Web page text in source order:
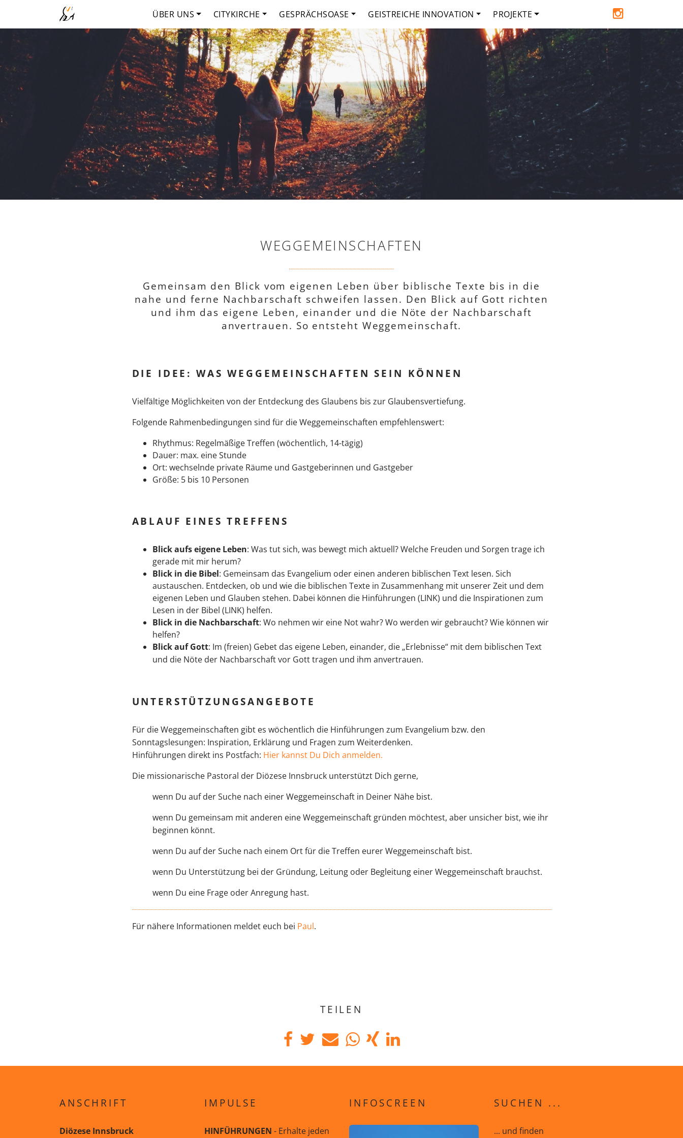
ÜBER UNS CITYKIRCHE GESPRÄCHSOASE GEISTREICHE INNOVATION PROJEKTE
WEGGEMEINSCHAFTEN
Gemeinsam den Blick vom eigenen Leben über biblische Texte bis in die
nahe und ferne Nachbarschaft schweifen lassen. Den Blick auf Gott richten
und ihm das eigene Leben, einander und die Nöte der Nachbarschaft
anvertrauen. So entsteht Weggemeinschaft.
DIE IDEE: WAS WEGGEMEINSCHAFTEN SEIN KÖNNEN
Vielfältige Möglichkeiten von der Entdeckung des Glaubens bis zur Glaubensvertiefung.
Folgende Rahmenbedingungen sind für die Weggemeinschaften empfehlenswert:
Rhythmus: Regelmäßige Treffen (wöchentlich, 14-tägig)
Dauer: max. eine Stunde
Ort: wechselnde private Räume und Gastgeberinnen und Gastgeber
Größe: 5 bis 10 Personen
ABLAUF EINES TREFFENS
Blick aufs eigene Leben: Was tut sich, was bewegt mich aktuell? Welche Freuden und Sorgen trage ich
gerade mit mir herum?
Blick in die Bibel: Gemeinsam das Evangelium oder einen anderen biblischen Text lesen. Sich
austauschen. Entdecken, ob und wie die biblischen Texte in Zusammenhang mit unserer Zeit und dem
eigenen Leben und Glauben stehen. Dabei können die Hinführungen (LINK) und die Inspirationen zum
Lesen in der Bibel (LINK) helfen.
Blick in die Nachbarschaft: Wo nehmen wir eine Not wahr? Wo werden wir gebraucht? Wie können wir
helfen?
Blick auf Gott: Im (freien) Gebet das eigene Leben, einander, die „Erlebnisse“ mit dem biblischen Text
und die Nöte der Nachbarschaft vor Gott tragen und ihm anvertrauen.
UNTERSTÜTZUNGSANGEBOTE
Für die Weggemeinschaften gibt es wöchentlich die Hinführungen zum Evangelium bzw. den
Sonntagslesungen: Inspiration, Erklärung und Fragen zum Weiterdenken.
Hinführungen direkt ins Postfach: Hier kannst Du Dich anmelden.
Die missionarische Pastoral der Diözese Innsbruck unterstützt Dich gerne,
wenn Du auf der Suche nach einer Weggemeinschaft in Deiner Nähe bist.
wenn Du gemeinsam mit anderen eine Weggemeinschaft gründen möchtest, aber unsicher bist, wie ihr
beginnen könnt.
wenn Du auf der Suche nach einem Ort für die Treffen eurer Weggemeinschaft bist.
wenn Du Unterstützung bei der Gründung, Leitung oder Begleitung einer Weggemeinschaft brauchst.
wenn Du eine Frage oder Anregung hast.
Für nähere Informationen meldet euch bei Paul.
TEILEN
ANSCHRIFT
Diözese Innsbruck
IMPULSE
HINFÜHRUNGEN - Erhalte jeden
INFOSCREEN SUCHEN ...
... und finden